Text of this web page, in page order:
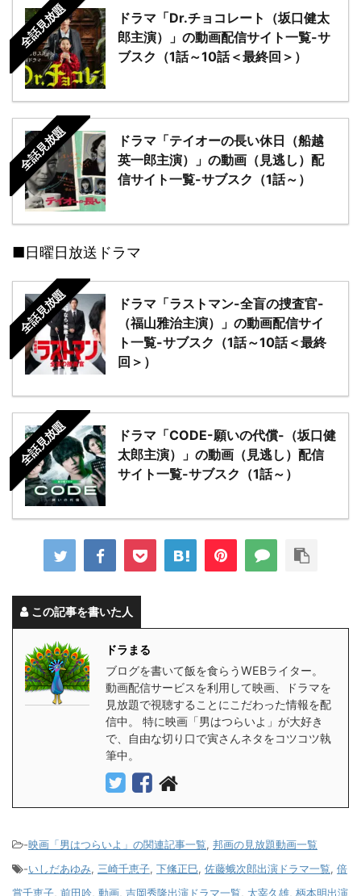
全話見放題
ドラマ「Dr.チョコレート（坂口健太
郎主演）」の動画配信サイト一覧-サ
ブスク（1話～10話＜最終回＞）
全話見放題
ドラマ「テイオーの長い休日（船越
英一郎主演）」の動画（見逃し）配
信サイト一覧-サブスク（1話～）
■日曜日放送ドラマ
全話見放題
ドラマ「ラストマン-全盲の捜査官-
（福山雅治主演）」の動画配信サイ
ト一覧-サブスク（1話～10話＜最終
回＞）
全話見放題
ドラマ「CODE-願いの代償-（坂口健
太郎主演）」の動画（見逃し）配信
サイト一覧-サブスク（1話～）
この記事を書いた人
ドラまる
ブログを書いて飯を食らうWEBライター。
動画配信サービスを利用して映画、ドラマを
見放題で視聴することにこだわった情報を配
信中。 特に映画「男はつらいよ」が大好き
で、自由な切り口で寅さんネタをコツコツ執
筆中。
-映画「男はつらいよ」の関連記事一覧, 邦画の見放題動画一覧
-いしだあゆみ, 三崎千恵子, 下絛正巳, 佐藤蛾次郎出演ドラマ一覧, 倍
賞千恵子, 前田吟, 動画, 吉岡秀隆出演ドラマ一覧, 太宰久雄, 柄本明出演